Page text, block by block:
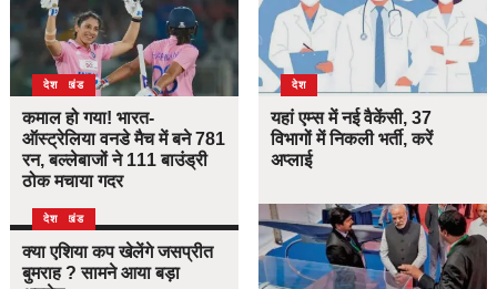
उत्तराखंड
देश
कमाल हो गया! भारत-
ऑस्ट्रेलिया वनडे मैच में बने 781
रन, बल्लेबाजों ने 111 बाउंड्री
ठोक मचाया गदर
उत्तराखंड
देश
क्या एशिया कप खेलेंगे जसप्रीत
बुमराह ? सामने आया बड़ा
देश
यहां एम्स में नई वैकेंसी, 37
विभागों में निकली भर्ती, करें
अप्लाई